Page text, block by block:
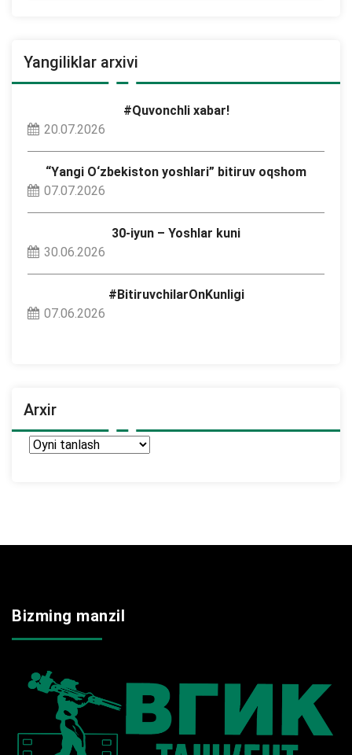
Yangiliklar arxivi
#Quvonchli xabar!
20.07.2026
“Yangi O‘zbekiston yoshlari” bitiruv oqshom
07.07.2026
30-iyun – Yoshlar kuni
30.06.2026
#BitiruvchilarOnKunligi
07.06.2026
Arxir
Arxir
Bizming manzil